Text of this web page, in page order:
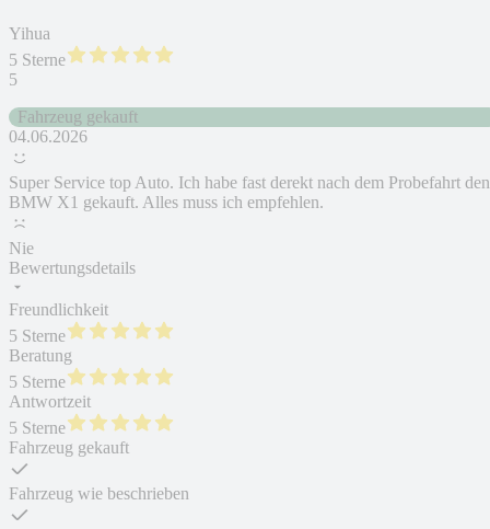
Yihua
5 Sterne
5
Fahrzeug gekauft
04.06.2026
Super Service top Auto. Ich habe fast derekt nach dem Probefahrt den
BMW X1 gekauft. Alles muss ich empfehlen.
Nie
Bewertungsdetails
Freundlichkeit
5 Sterne
Beratung
5 Sterne
Antwortzeit
5 Sterne
Fahrzeug gekauft
Fahrzeug wie beschrieben